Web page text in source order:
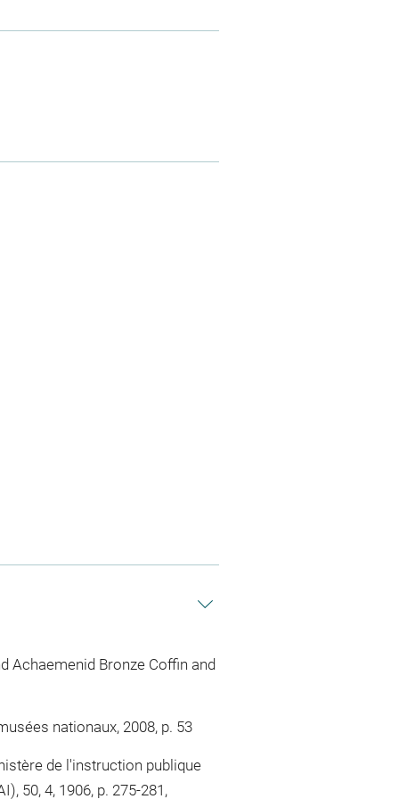
Achaemenid Bronze Coffin and
nationaux, 2008, p. 53
de l'instruction publique
50, 4, 1906, p. 275-281,